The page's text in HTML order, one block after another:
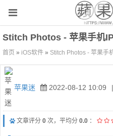
Stitch Photos - 苹果手机
首页 » iOS软件 » Stitch Photos - 苹果手
苹果迷 2022-08-12 10:09 |
文章评分 0 次，平均分 0.0 ：